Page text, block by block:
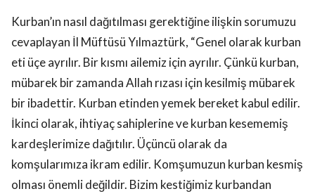
Kurban’ın nasıl dağıtılması gerektiğine ilişkin sorumuzu
cevaplayan İl Müftüsü Yılmaztürk, “Genel olarak kurban
eti üçe ayrılır. Bir kısmı ailemiz için ayrılır. Çünkü kurban,
mübarek bir zamanda Allah rızası için kesilmiş mübarek
bir ibadettir. Kurban etinden yemek bereket kabul edilir.
İkinci olarak, ihtiyaç sahiplerine ve kurban kesememiş
kardeşlerimize dağıtılır. Üçüncü olarak da
komşularımıza ikram edilir. Komşumuzun kurban kesmiş
olması önemli değildir. Bizim kestiğimiz kurbandan